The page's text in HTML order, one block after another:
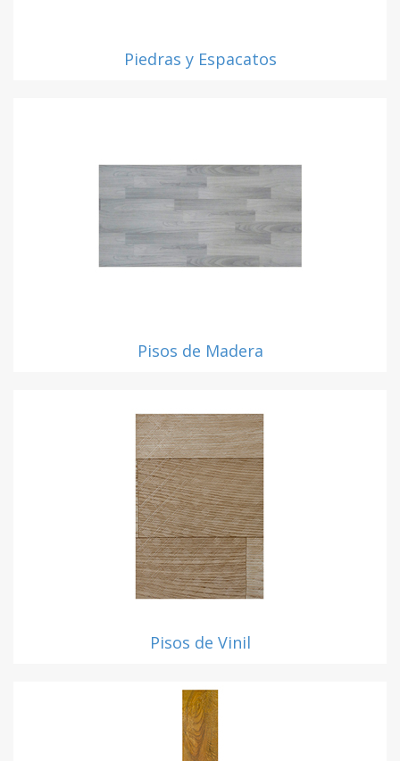
Piedras y Espacatos
Pisos de Madera
Pisos de Vinil